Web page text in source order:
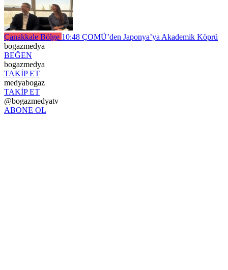
Çanakkale Bölge 10:48 ÇOMÜ’den Japonya’ya Akademik Köprü
bogazmedya
BEĞEN
bogazmedya
TAKİP ET
medyabogaz
TAKİP ET
@bogazmedyatv
ABONE OL